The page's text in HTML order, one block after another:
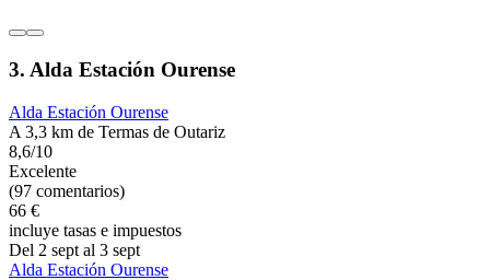
3. Alda Estación Ourense
Alda Estación Ourense
A 3,3 km de Termas de Outariz
8,6/10
Excelente
(97 comentarios)
66 €
incluye tasas e impuestos
Del 2 sept al 3 sept
Alda Estación Ourense